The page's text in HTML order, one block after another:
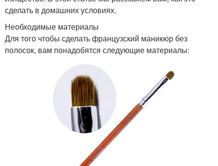
сделать в домашних условиях.
Необходимые материалы
Для того чтобы сделать французский маникюр без
полосок, вам понадобятся следующие материалы: